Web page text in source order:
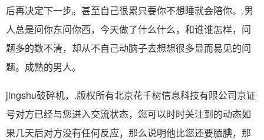
后再决定下一步。甚至自己很累只要你不想睡就会陪你。.男
人总是问你东问你西，今天做了什么什么，和谁谁怎样，问
题多的数不清，却从不自己动脑子去想想很多显而易见的问
题。成熟的男人。
jingshu破碎机，.版权所有北京花千树信息科技有限公司京证
号对方已经与您进入交流状态，您可以时时关注到的动态如
果几天后对方没有任何反应，那么说明他比您还要腼腆，那